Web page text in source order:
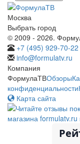
Москва
Выбрать город
© 2009 - 2026.
+7 (495) 929-70-22
info@formulatv.ru
Компания
ФормулаТВОбзоры
конфиденциальности
Карта сайта